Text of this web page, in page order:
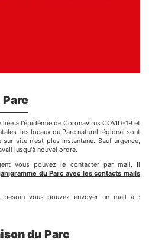
à l'épidémie de Coronavirus COVID-19 et
les locaux du Parc naturel régional sont
site n'est plus instantané. Sauf urgence,
jusqu'à nouvel ordre.
vous pouvez le contacter par mail. Il
du Parc avec les contacts mails
besoin vous pouvez envoyer un mail à :
du Parc